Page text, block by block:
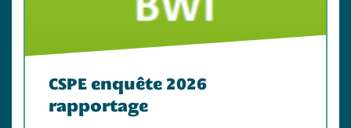
CSPE enquête 2026
rapportage